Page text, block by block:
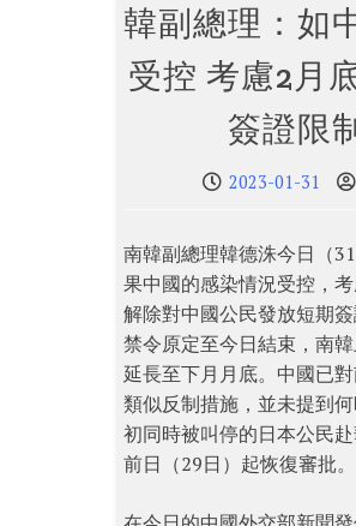
韓副總理：如
受控 考慮2月
簽證限
2023-01-31
南韓副總理韓德洙今日（
果中國的感染情況受控，
解除對中國公民發放短期
禁令原定至今日結束，南
延長至下月月底。中國已
類似反制措施，並未提到
初同時被叫停的日本公民
前日（29日）起恢復審批。